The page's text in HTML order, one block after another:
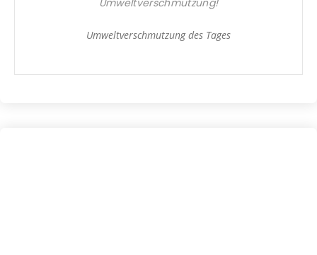
Umweltverschmutzung!
Umweltverschmutzung des Tages